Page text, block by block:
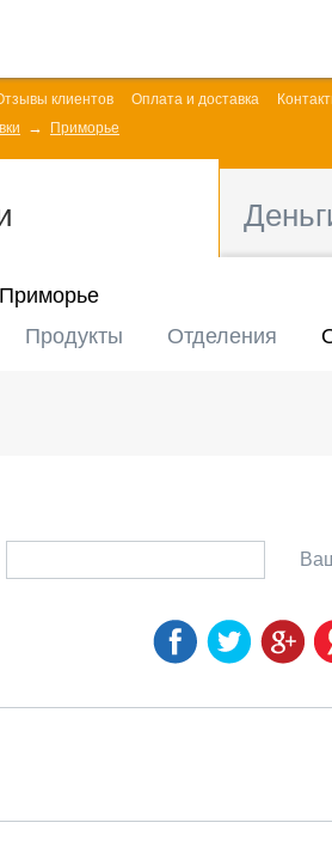
клиентов Оплата и доставка
Приморье
Продукты Отделения